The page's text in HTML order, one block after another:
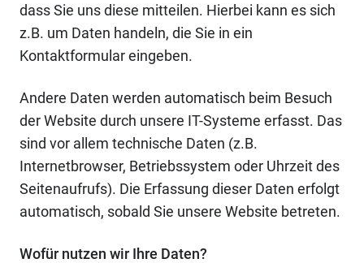
dass Sie uns diese mitteilen. Hierbei kann es sich
z.B. um Daten handeln, die Sie in ein
Kontaktformular eingeben.
Andere Daten werden automatisch beim Besuch
der Website durch unsere IT-Systeme erfasst. Das
sind vor allem technische Daten (z.B.
Internetbrowser, Betriebssystem oder Uhrzeit des
Seitenaufrufs). Die Erfassung dieser Daten erfolgt
automatisch, sobald Sie unsere Website betreten.
Wofür nutzen wir Ihre Daten?